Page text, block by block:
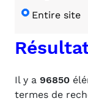
Entire site
Il y a 96850
termes de